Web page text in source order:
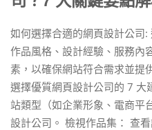
如何選擇合適的網頁設計公司
作品風格、設計經驗、服務內
素，以確保網站符合需求並提
選擇優質網頁設計公司的 7 大
站類型（如企業形象、電商平
設計公司。 檢視作品集： 查